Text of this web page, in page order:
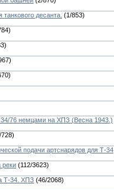
десанта. (1/853)
)
)
)
)
76 немцами на ХПЗ (Весна 1943.)
/728)
подачи артснарядов для Т-34
реки (112/3623)
Т-34. ХПЗ (46/2068)